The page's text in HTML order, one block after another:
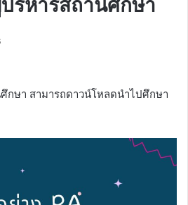
ริหารสถานศึกษา
กษา สามารถดาวน์โหลดนำไปศึกษา